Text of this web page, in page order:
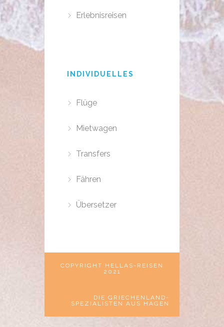
Erlebnisreisen
INDIVIDUELLES
Flüge
Mietwagen
Transfers
Fähren
Übersetzer
COPYRIGHT HELLAS-REISEN
2021
DIE GRIECHENLAND-
SPEZIALISTEN AUS HAGEN